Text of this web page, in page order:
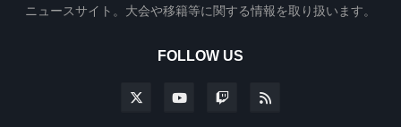
ニュースサイト。大会や移籍等に関する情報を取り扱います。
FOLLOW US